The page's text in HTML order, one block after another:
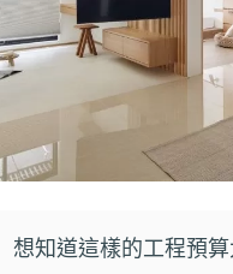
想知道這樣的工程預